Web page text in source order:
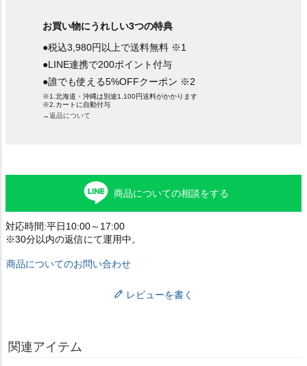
お買い物にうれしい3つの特典
●税込3,980円以上で送料無料 ※1
●LINE連携で200ポイント付与
●誰でも使える5%OFFクーポン ※2
※1.北海道・沖縄は別途1,100円送料がかかります
※2.カートに自動付与
→返品について
商品についての相談をする
対応時間:平日10:00～17:00
※30分以内の返信にて運用中。
商品についてのお問い合わせ
レビューを書く
関連アイテム